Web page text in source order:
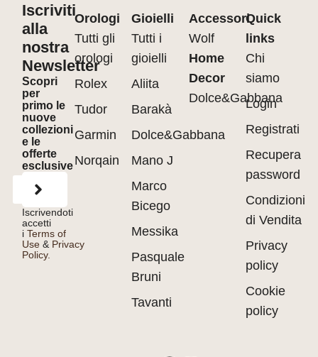
Iscriviti
alla
nostra
Newsletter
Scopri
per
primo le
nuove
collezioni
e le
offerte
esclusive
Iscrivendoti
accetti
iTerms of
Use & Privacy
Policy.
Orologi
Tutti gli
orologi
Rolex
Tudor
Garmin
Norqain
Gioielli
Tutti i
gioielli
Aliita
Barakà
Dolce&Gabbana
Mano J
Marco
Bicego
Messika
Pasquale
Bruni
Tavanti
Accessori
Wolf
Home
Decor
Dolce&Gabbana
Quick
links
Chi
siamo
Login
Registrati
Recupera
password
Condizioni
di Vendita
Privacy
policy
Cookie
policy